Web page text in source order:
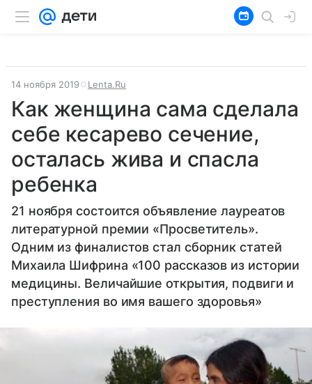
14 ноября 2019 Lenta.Ru
Как женщина сама сделала
себе кесарево сечение,
осталась жива и спасла
ребенка
21 ноября состоится объявление лауреатов
литературной премии «Просветитель».
Одним из финалистов стал сборник статей
Михаила Шифрина «100 рассказов из истории
медицины. Величайшие открытия, подвиги и
преступления во имя вашего здоровья»